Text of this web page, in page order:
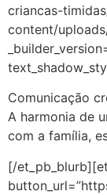
criancas-
content/
Comunicação
A harmonia de
com a família,
[/